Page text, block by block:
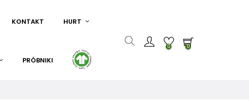
KONTAKT HURT
PRÓBNIKI
0 0